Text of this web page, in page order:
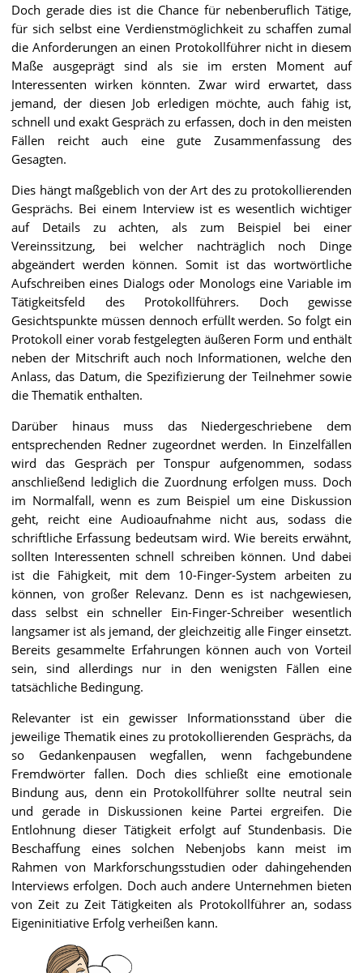
Doch gerade dies ist die Chance für nebenberuflich Tätige,
für sich selbst eine Verdienstmöglichkeit zu schaffen zumal
die Anforderungen an einen Protokollführer nicht in diesem
Maße ausgeprägt sind als sie im ersten Moment auf
Interessenten wirken könnten. Zwar wird erwartet, dass
jemand, der diesen Job erledigen möchte, auch fähig ist,
schnell und exakt Gespräch zu erfassen, doch in den meisten
Fällen reicht auch eine gute Zusammenfassung des
Gesagten.
Dies hängt maßgeblich von der Art des zu protokollierenden
Gesprächs. Bei einem Interview ist es wesentlich wichtiger
auf Details zu achten, als zum Beispiel bei einer
Vereinssitzung, bei welcher nachträglich noch Dinge
abgeändert werden können. Somit ist das wortwörtliche
Aufschreiben eines Dialogs oder Monologs eine Variable im
Tätigkeitsfeld des Protokollführers. Doch gewisse
Gesichtspunkte müssen dennoch erfüllt werden. So folgt ein
Protokoll einer vorab festgelegten äußeren Form und enthält
neben der Mitschrift auch noch Informationen, welche den
Anlass, das Datum, die Spezifizierung der Teilnehmer sowie
die Thematik enthalten.
Darüber hinaus muss das Niedergeschriebene dem
entsprechenden Redner zugeordnet werden. In Einzelfällen
wird das Gespräch per Tonspur aufgenommen, sodass
anschließend lediglich die Zuordnung erfolgen muss. Doch
im Normalfall, wenn es zum Beispiel um eine Diskussion
geht, reicht eine Audioaufnahme nicht aus, sodass die
schriftliche Erfassung bedeutsam wird. Wie bereits erwähnt,
sollten Interessenten schnell schreiben können. Und dabei
ist die Fähigkeit, mit dem 10-Finger-System arbeiten zu
können, von großer Relevanz. Denn es ist nachgewiesen,
dass selbst ein schneller Ein-Finger-Schreiber wesentlich
langsamer ist als jemand, der gleichzeitig alle Finger einsetzt.
Bereits gesammelte Erfahrungen können auch von Vorteil
sein, sind allerdings nur in den wenigsten Fällen eine
tatsächliche Bedingung.
Relevanter ist ein gewisser Informationsstand über die
jeweilige Thematik eines zu protokollierenden Gesprächs, da
so Gedankenpausen wegfallen, wenn fachgebundene
Fremdwörter fallen. Doch dies schließt eine emotionale
Bindung aus, denn ein Protokollführer sollte neutral sein
und gerade in Diskussionen keine Partei ergreifen. Die
Entlohnung dieser Tätigkeit erfolgt auf Stundenbasis. Die
Beschaffung eines solchen Nebenjobs kann meist im
Rahmen von Markforschungsstudien oder dahingehenden
Interviews erfolgen. Doch auch andere Unternehmen bieten
von Zeit zu Zeit Tätigkeiten als Protokollführer an, sodass
Eigeninitiative Erfolg verheißen kann.